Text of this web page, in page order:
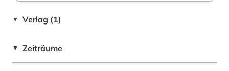
▼ Verlag (1)
▼ Zeiträume